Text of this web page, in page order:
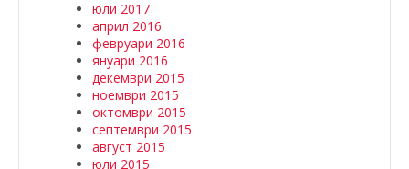
юли 2017
април 2016
февруари 2016
януари 2016
декември 2015
ноември 2015
октомври 2015
септември 2015
август 2015
юли 2015